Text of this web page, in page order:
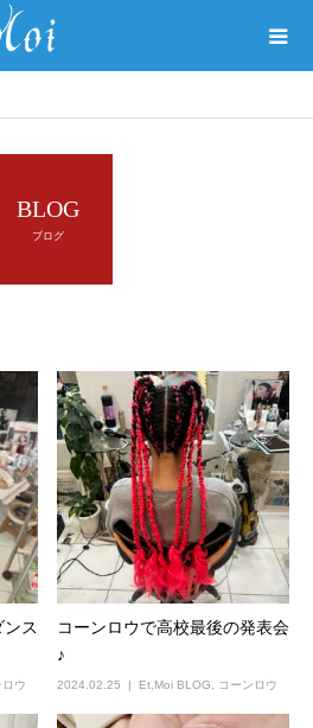
BLOG
ブログ
ス
ロウ
コーンロウで高校最後の発表会
♪
2024.02.25 Et,Moi BLOG コーンロウ